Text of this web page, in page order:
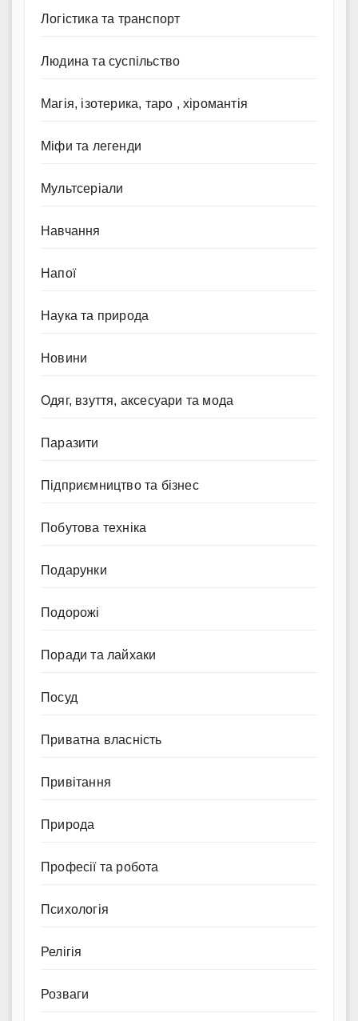
Логістика та транспорт
Людина та суспільство
Магія, ізотерика, таро , хіромантія
Міфи та легенди
Мультсеріали
Навчання
Напої
Наука та природа
Новини
Одяг, взуття, аксесуари та мода
Паразити
Підприємництво та бізнес
Побутова техніка
Подарунки
Подорожі
Поради та лайхаки
Посуд
Приватна власність
Привітання
Природа
Професії та робота
Психологія
Релігія
Розваги